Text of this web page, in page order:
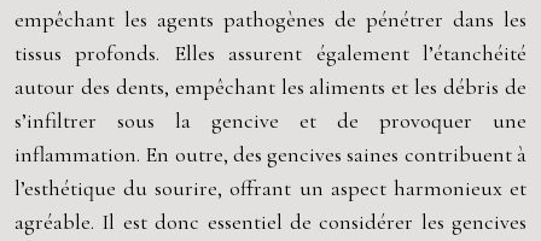
empêchant les agents pathogènes de pénétrer dans les
tissus profonds. Elles assurent également l’étanchéité
autour des dents, empêchant les aliments et les débris de
s’infiltrer sous la gencive et de provoquer une
inflammation. En outre, des gencives saines contribuent à
l’esthétique du sourire, offrant un aspect harmonieux et
agréable. Il est donc essentiel de considérer les gencives